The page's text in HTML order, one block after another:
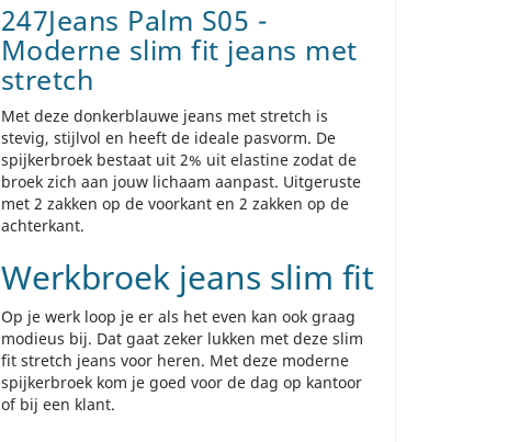
247Jeans Palm S05 -
Moderne slim fit jeans met
stretch
Met deze donkerblauwe jeans met stretch is
stevig, stijlvol en heeft de ideale pasvorm. De
spijkerbroek bestaat uit 2% uit elastine zodat de
broek zich aan jouw lichaam aanpast. Uitgeruste
met 2 zakken op de voorkant en 2 zakken op de
achterkant.
Werkbroek jeans slim fit
Op je werk loop je er als het even kan ook graag
modieus bij. Dat gaat zeker lukken met deze slim
fit stretch jeans voor heren. Met deze moderne
spijkerbroek kom je goed voor de dag op kantoor
of bij een klant.